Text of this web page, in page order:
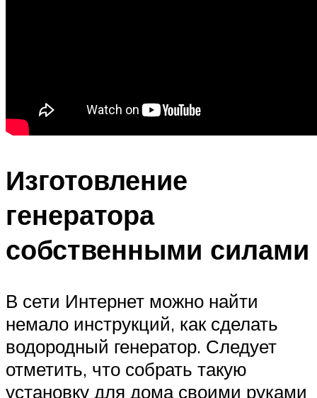
Изготовление
генератора
собственными силами
В сети Интернет можно найти
немало инструкций, как сделать
водородный генератор. Следует
отметить, что собрать такую
установку для дома своими руками